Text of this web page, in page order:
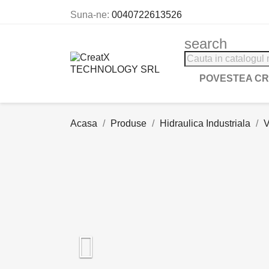
Suna-ne: 0040722613526
search
POVESTEA
Acasa Produse Hidraulica Industriala
